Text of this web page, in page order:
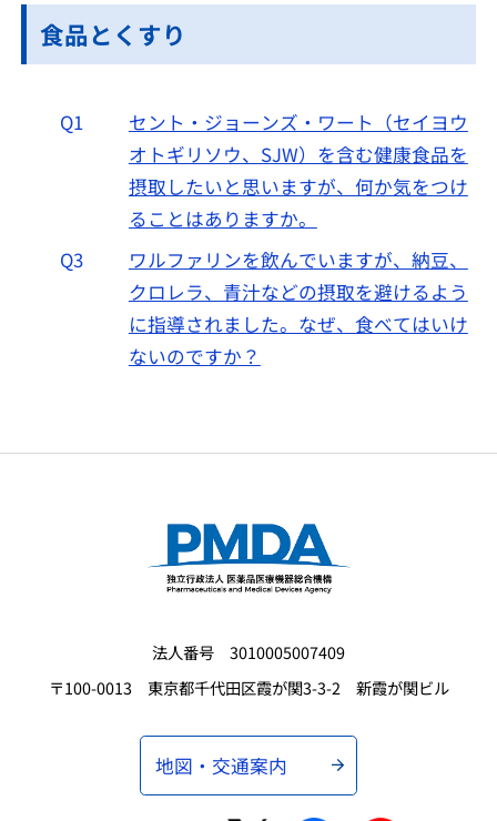
食品とくすり
Q1
セント・ジョーンズ・ワート（セイヨウ
オトギリソウ、SJW）を含む健康食品を
摂取したいと思いますが、何か気をつけ
ることはありますか。
Q3
ワルファリンを飲んでいますが、納豆、
クロレラ、青汁などの摂取を避けるよう
に指導されました。なぜ、食べてはいけ
ないのですか？
法人番号 3010005007409
〒100-0013 東京都千代田区霞が関3-3-2 新霞が関ビル
地図・交通案内